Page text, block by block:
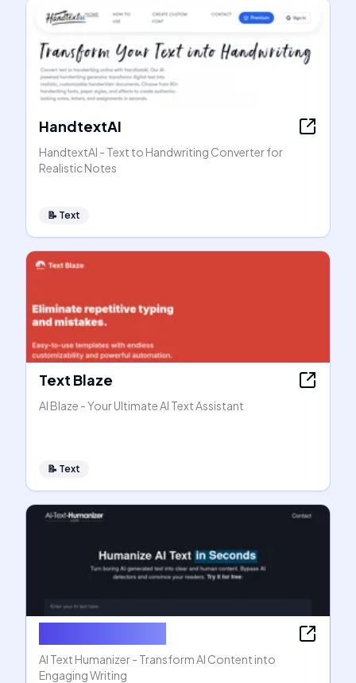
HandtextAI
HandtextAI - Text to Handwriting Converter for
Realistic Notes
📝 Text
Text Blaze
AI Blaze - Your Ultimate AI Text Assistant
📝 Text
AI Text Humanizer - Transform AI Content into
Engaging Writing